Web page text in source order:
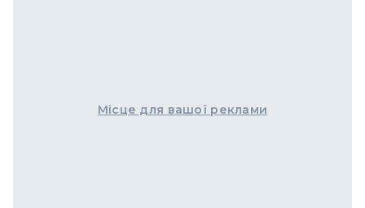
Місце для вашої реклами